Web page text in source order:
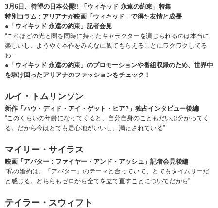
3月6日、待望の日本公開!! 「ウィキッド 永遠の約束」特集
特別コラム : アリアナが映画「ウィキッド」で得た友情と成長
●「ウィキッド 永遠の約束」記者会見
“これほどの光と闇を同時に持ったキャラクターを演じられるのは本当に
楽しいし、ようやく本作をみんなに観てもらえることにワクワクしてる
わ”
●「ウィキッド 永遠の約束」のプロモーションや番組収録のため、世界中
を駆け回ったアリアナのファッションをチェック！
ルイ・トムリンソン
新作「ハウ・ディド・アイ・ゲット・ヒア?」独占インタビュー後編
“このくらいの年齢になってくると、自分自身のこともだいぶ分かってく
る。だから今はとても居心地がいいし、満たされている”
マイリー・サイラス
映画「アバター：ファイヤー・アンド・アッシュ」記者会見後編
“私の婚約は、「アバター」のテーマと合っていて、とてもタイムリーだ
と感じる。どちらもゼロから全てを立て直すことについてだから”
テイラー・スウィフト